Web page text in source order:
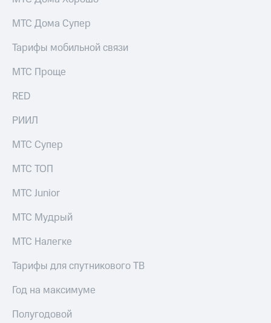
МТС Дома Супер
Тарифы мобильной связи
МТС Проще
RED
РИИЛ
МТС Супер
МТС ТОП
МТС Junior
МТС Мудрый
МТС Налегке
Тарифы для спутникового ТВ
Год на максимуме
Полугодовой